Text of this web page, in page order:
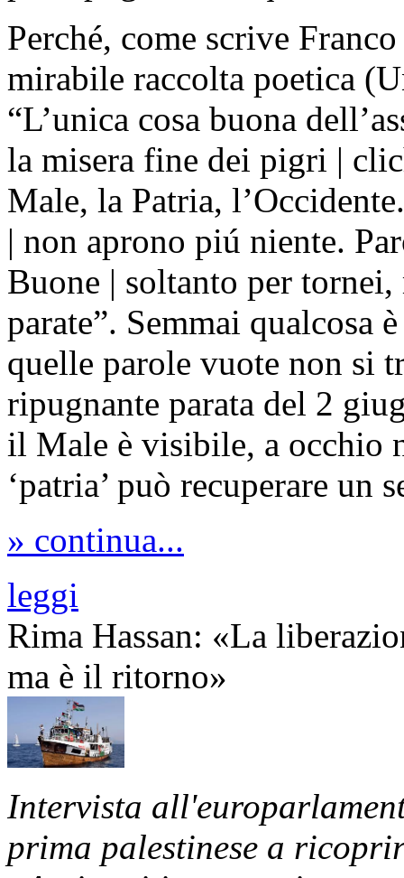
Perché, come scrive
mirabile raccolta poetica
“L’unica cosa buona
la misera fine dei pigri |
Male, la Patria,
| non aprono piú niente.
Buone | soltanto per
parate”. Semmai qualcosa
quelle parole vuote non si
ripugnante parata del 2
il Male è visibile, a occhio
‘patria’ può recuperare un
» continua...
leggi
Rima Hassan: «La
ma è il ritorno»
Intervista
prima palestinese a